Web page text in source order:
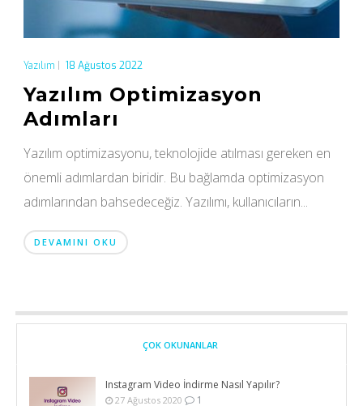
Yazılım 18 Ağustos 2022
Yazılım Optimizasyon
Adımları
Yazılım optimizasyonu, teknolojide atılması gereken en
önemli adımlardan biridir. Bu bağlamda optimizasyon
adımlarından bahsedeceğiz. Yazılımı, kullanıcıların...
DEVAMINI OKU
ÇOK OKUNANLAR
Instagram Video İndirme Nasıl Yapılır?
27 Ağustos 2020 1